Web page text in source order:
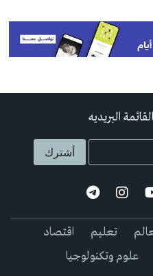
البريديه
تعليم
اقتصاد
علوم وتكنولوجيا